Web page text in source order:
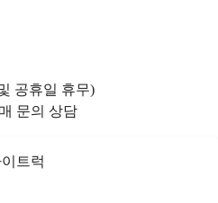
공휴일 휴무)
문의 상담
트럭